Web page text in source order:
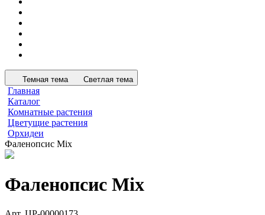
Темная тема Светлая тема
Главная
Каталог
Комнатные растения
Цветущие растения
Орхидеи
Фаленопсис Mix
Фаленопсис Mix